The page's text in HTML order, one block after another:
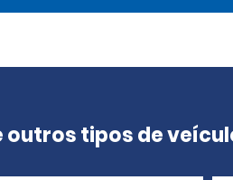
outros tipos de